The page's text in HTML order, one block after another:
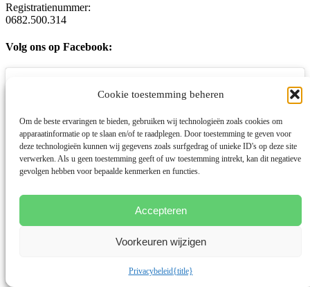
Cookie toestemming beheren
Om de beste ervaringen te bieden, gebruiken wij technologieën zoals cookies om
apparaatinformatie op te slaan en/of te raadplegen. Door toestemming te geven voor
deze technologieën kunnen wij gegevens zoals surfgedrag of unieke ID's op deze site
verwerken. Als u geen toestemming geeft of uw toestemming intrekt, kan dit negatieve
gevolgen hebben voor bepaalde kenmerken en functies.
Accepteren
Voorkeuren wijzigen
Privacybeleid{title}
Registratienummer:
0682.500.314
Volg ons op Facebook:
Klik om marketing cookies te accepteren en